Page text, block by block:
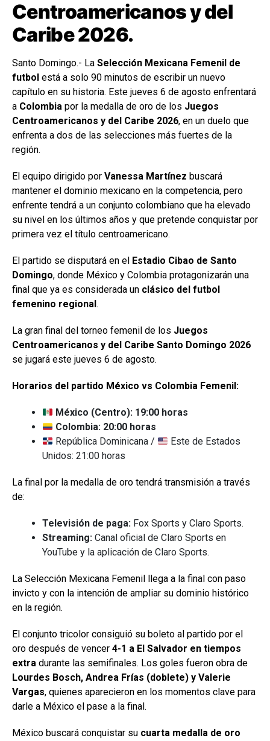
Centroamericanos y del
Caribe 2026.
Santo Domingo.- La Selección Mexicana Femenil de
futbol está a solo 90 minutos de escribir un nuevo
capítulo en su historia. Este jueves 6 de agosto enfrentará
a Colombia por la medalla de oro de los Juegos
Centroamericanos y del Caribe 2026, en un duelo que
enfrenta a dos de las selecciones más fuertes de la
región.
El equipo dirigido por Vanessa Martínez buscará
mantener el dominio mexicano en la competencia, pero
enfrente tendrá a un conjunto colombiano que ha elevado
su nivel en los últimos años y que pretende conquistar por
primera vez el título centroamericano.
El partido se disputará en el Estadio Cibao de Santo
Domingo, donde México y Colombia protagonizarán una
final que ya es considerada un clásico del futbol
femenino regional .
La gran final del torneo femenil de los Juegos
Centroamericanos y del Caribe Santo Domingo 2026
se jugará este jueves 6 de agosto.
Horarios del partido México vs Colombia Femenil:
México (Centro): 19:00 horas
Colombia: 20:00 horas
República Dominicana /
Este de Estados
Unidos: 21:00 horas
La final por la medalla de oro tendrá transmisión a través
de:
Televisión de paga: Fox Sports y Claro Sports.
Streaming: Canal oficial de Claro Sports en
YouTube y la aplicación de Claro Sports.
La Selección Mexicana Femenil llega a la final con paso
invicto y con la intención de ampliar su dominio histórico
en la región.
El conjunto tricolor consiguió su boleto al partido por el
oro después de vencer 4-1 a El Salvador en tiempos
extra durante las semifinales. Los goles fueron obra de
Lourdes Bosch, Andrea Frías (doblete) y Valerie
Vargas, quienes aparecieron en los momentos clave para
darle a México el pase a la final.
México buscará conquistar su cuarta medalla de oro